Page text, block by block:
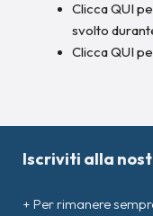
Clicca QUI
svolto
Clicca QUI
Iscriviti alla
+ Per rimanere